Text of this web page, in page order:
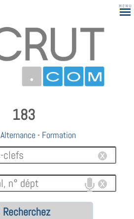
183
Alternance - Formation
Recherchez